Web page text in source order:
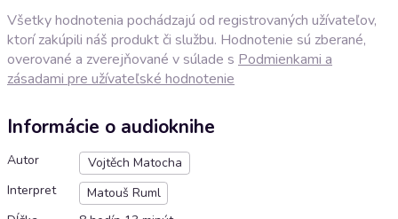
Všetky hodnotenia pochádzajú od registrovaných užívateľov,
ktorí zakúpili náš produkt či službu. Hodnotenie sú zberané,
overované a zverejňované v súlade s Podmienkami a
zásadami pre užívateľské hodnotenie
Informácie o audioknihe
Autor
Vojtěch Matocha
Interpret
Matouš Ruml